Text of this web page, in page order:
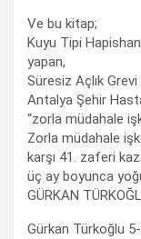
Ve bu kitap;
Kuyu Tipi
yapan,
Süresiz Açlık
Antalya Şehir
“zorla müdahale
Zorla müdahale
karşı 41. zaferi
üç ay boyunca
GÜRKAN
Gürkan Türkoğlu